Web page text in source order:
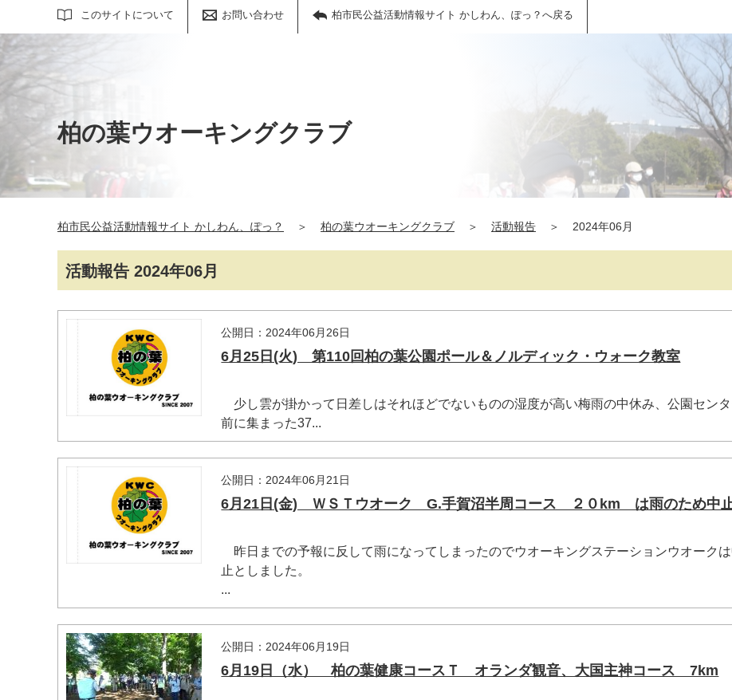
このサイトについて お問い合わせ 柏市民公益活動情報サイト かしわん、ぽっ？へ戻る
サイト内検索
柏の葉ウオーキングクラブ
柏市民公益活動情報サイト かしわん、ぽっ？ ＞ 柏の葉ウオーキングクラブ ＞ 活動報告 ＞ 2024年06月
活動報告 2024年06月
公開日：2024年06月26日
6月25日(火) 第110回柏の葉公園ポール＆ノルディック・ウォーク教室
少し雲が掛かって日差しはそれほどでないものの湿度が高い梅雨の中休み、公園セン
前に集まった37...
公開日：2024年06月21日
6月21日(金) ＷＳＴウオーク G.手賀沼半周コース ２０km は雨のため中
昨日までの予報に反して雨になってしまったのでウオーキングステーションウオークは
止としました。
...
公開日：2024年06月19日
6月19日（水） 柏の葉健康コースＴ オランダ観音、大国主神コース 7km
マイメディア検索